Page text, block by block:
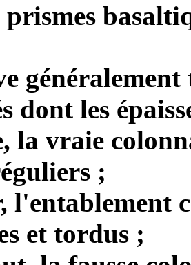
prismes
généralement
dont les
la vraie
;
l'entablement
et tordus ;